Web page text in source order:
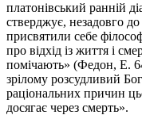
платонівський ранній
стверджує, незадовго
присвятили себе
про відхід із життя і
помічають» (Федон, Е.
зрілому розсудливий
раціональних причин
досягає через смерть».